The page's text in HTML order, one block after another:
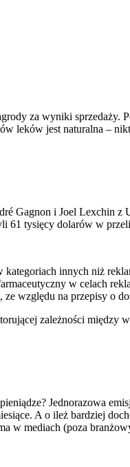
za wyniki sprzedaży.
leków jest naturalna –
Gagnon i Joel Lex­chin z
61 tysięcy dolarów w
innych niż
w celach
względu na przepisy o
zależności między
Jednorazowa
A o ileż bardziej
w mediach (poza